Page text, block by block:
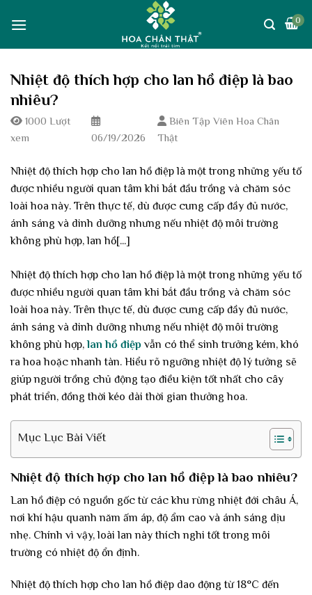
0
Nhiệt độ thích hợp cho lan hồ điệp là bao
nhiêu?
1000 Lượt
xem
06/19/2026
Biên Tập Viên Hoa Chân
Thật
Nhiệt độ thích hợp cho lan hồ điệp là một trong những yếu tố
được nhiều người quan tâm khi bắt đầu trồng và chăm sóc
loài hoa này. Trên thực tế, dù được cung cấp đầy đủ nước,
ánh sáng và dinh dưỡng nhưng nếu nhiệt độ môi trường
không phù hợp, lan hồ[...]
Nhiệt độ thích hợp cho lan hồ điệp là một trong những yếu tố
được nhiều người quan tâm khi bắt đầu trồng và chăm sóc
loài hoa này. Trên thực tế, dù được cung cấp đầy đủ nước,
ánh sáng và dinh dưỡng nhưng nếu nhiệt độ môi trường
không phù hợp,lan hồ điệp vẫn có thể sinh trưởng kém, khó
ra hoa hoặc nhanh tàn. Hiểu rõ ngưỡng nhiệt độ lý tưởng sẽ
giúp người trồng chủ động tạo điều kiện tốt nhất cho cây
phát triển, đồng thời kéo dài thời gian thưởng hoa.
Mục Lục Bài Viết
Nhiệt độ thích hợp cho lan hồ điệp là bao nhiêu?
Lan hồ điệp có nguồn gốc từ các khu rừng nhiệt đới châu Á,
nơi khí hậu quanh năm ấm áp, độ ẩm cao và ánh sáng dịu
nhẹ. Chính vì vậy, loài lan này thích nghi tốt trong môi
trường có nhiệt độ ổn định.
Nhiệt độ thích hợp cho lan hồ điệp dao động từ 18°C đến